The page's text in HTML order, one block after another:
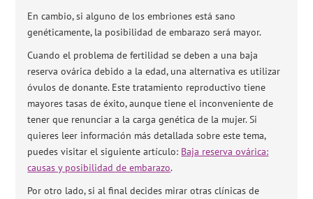
En cambio, si alguno de los embriones está sano
genéticamente, la posibilidad de embarazo será mayor.
Cuando el problema de fertilidad se deben a una baja
reserva ovárica debido a la edad, una alternativa es utilizar
óvulos de donante. Este tratamiento reproductivo tiene
mayores tasas de éxito, aunque tiene el inconveniente de
tener que renunciar a la carga genética de la mujer. Si
quieres leer información más detallada sobre este tema,
puedes visitar el siguiente artículo: Baja reserva ovárica:
causas y posibilidad de embarazo.
Por otro lado, si al final decides mirar otras clínicas de